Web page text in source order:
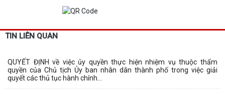
TIN LIÊN QUAN
QUYẾT ĐỊNH về việc ủy quyền thực hiện nhiệm vụ thuộc thẩm
quyền của Chủ tịch Ủy ban nhân dân thành phố trong việc giải
quyết các thủ tục hành chính...